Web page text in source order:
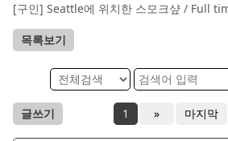
[구인] Seattle에 위치한 스모크샾 / Full
목록보기
글쓰기 1 » 마지막